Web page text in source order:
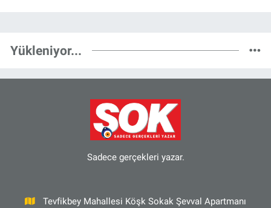
Yükleniyor...
Sadece gerçekleri yazar.
Tevfikbey Mahallesi Köşk Sokak Şevval Apartmanı